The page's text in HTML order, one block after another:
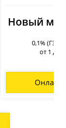
Новый
0,1% (ГЭСВ
от 1 до
Онлайн